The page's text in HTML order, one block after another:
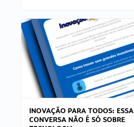
INOVAÇÃO PARA TODOS: ESSA
CONVERSA NÃO É SÓ SOBRE